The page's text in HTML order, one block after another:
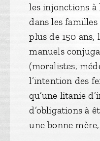
les injonctions à
dans les
plus de 150 ans,
manuels
(moralistes,
l’intention des
qu’une litanie
d’obligations à
une bonne